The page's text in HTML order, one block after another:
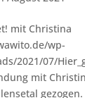
mit Christina
wp-
2021/07/
mit